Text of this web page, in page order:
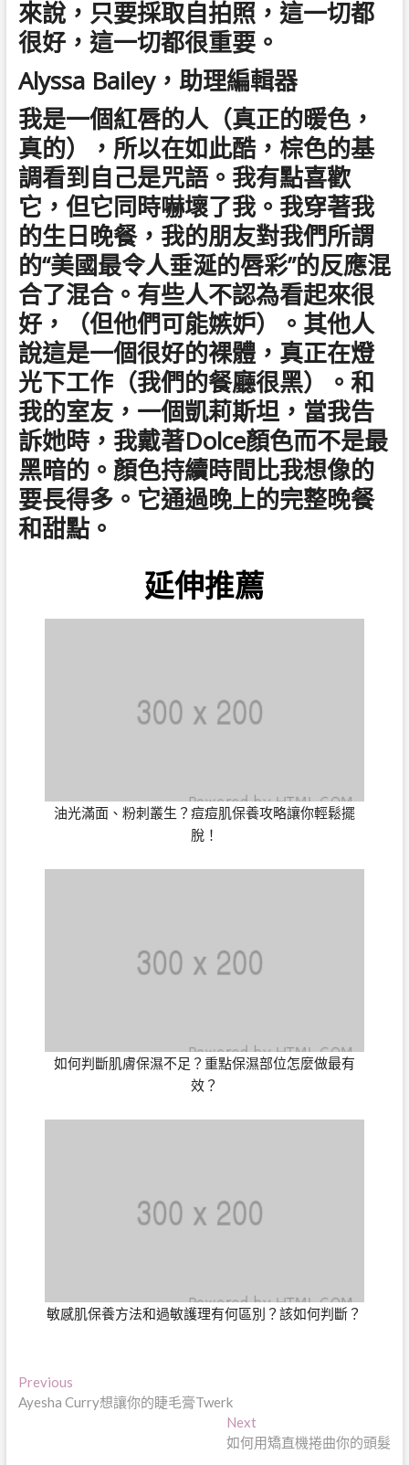
來說，只要採取自拍照，這一切都
很好，這一切都很重要。
Alyssa Bailey，助理編輯器
我是一個紅唇的人（真正的暖色，
真的），所以在如此酷，棕色的基
調看到自己是咒語。我有點喜歡
它，但它同時嚇壞了我。我穿著我
的生日晚餐，我的朋友對我們所謂
的“美國最令人垂涎​​的唇彩”的反應混
合了混合。有些人不認為看起來很
好，（但他們可能嫉妒）。其他人
說這是一個很好的裸體，真正在燈
光下工作（我們的餐廳很黑）。和
我的室友，一個凱莉斯坦，當我告
訴她時，我戴著Dolce顏色而不是最
黑暗的。顏色持續時間比我想像的
要長得多。它通過晚上的完整晚餐
和甜點。
延伸推薦
油光滿面、粉刺叢生？痘痘肌保養攻略讓你輕鬆擺
脫！
如何判斷肌膚保濕不足？重點保濕部位怎麼做最有
效？
敏感肌保養方法和過敏護理有何區別？該如何判斷？
文
章
PreviousPrevious
post:
Ayesha Curry想讓你的睫毛膏Twerk
NextNext
post:
如何用矯直機捲曲你的頭髮